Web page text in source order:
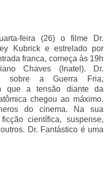
feira (26) o filme Dr.
Kubrick e estrelado por
franca, começa às 19h
Chaves (Inatel). Dr.
sobre a Guerra Fria,
que a tensão diante da
chegou ao máximo.
do cinema. Na sua
científica, suspense,
Dr. Fantástico é uma